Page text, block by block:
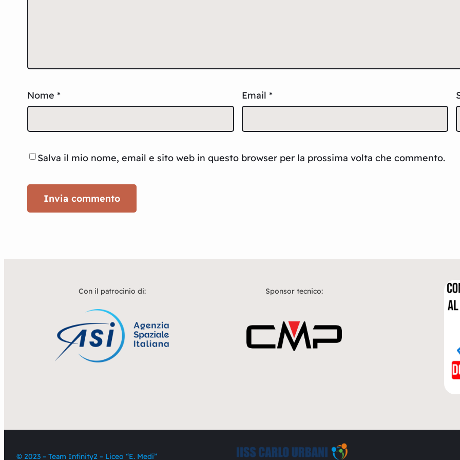
Nome * Email *
Salva il mio nome, email e sito web in questo browser per la prossima volta che commento.
Con il patrocinio di: Sponsor tecnico:
© 2023 – Team Infinity2 – Liceo “E. Medi”